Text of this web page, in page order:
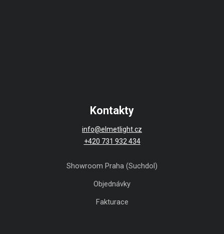
Kontakty
info@elmetlight.cz
+420 731 932 434
Showroom Praha (Suchdol)
Objednávky
Fakturace